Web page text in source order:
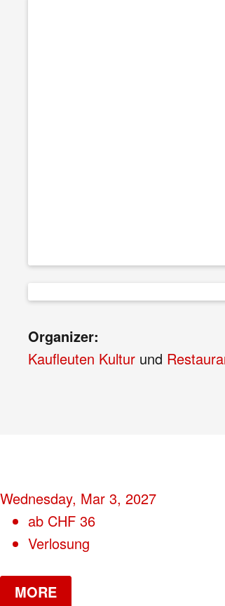
Organizer:
Kaufleuten Kultur und
Wednesday, Mar 3, 2027
ab CHF 36
Verlosung
MORE